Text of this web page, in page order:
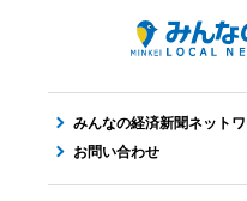
みんなの経済新聞ネット
お問い合わせ